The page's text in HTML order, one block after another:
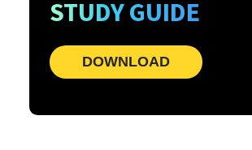
STUDY GUIDE
DOWNLOAD